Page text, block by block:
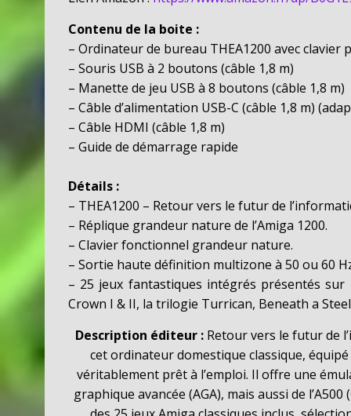
Contenu de la boite :
– Ordinateur de bureau THEA1200 avec clavier
– Souris USB à 2 boutons (câble 1,8 m)
– Manette de jeu USB à 8 boutons (câble 1,8 m)
– Câble d’alimentation USB-C (câble 1,8 m)
– Câble HDMI (câble 1,8 m)
– Guide de démarrage rapide
Détails :
– THEA1200 – Retour vers le futur de
– Réplique grandeur nature de l’Amiga 1200.
– Clavier fonctionnel grandeur nature.
– Sortie haute définition multizone à 50 ou 60
– 25 jeux fantastiques intégrés présentés
Crown I & II, la trilogie Turrican, Beneath a
Description éditeur :Retour vers le futur de
cet ordinateur domestique classique,
véritablement prêt à l’emploi. Il offre une
graphique avancée (AGA), mais aussi de